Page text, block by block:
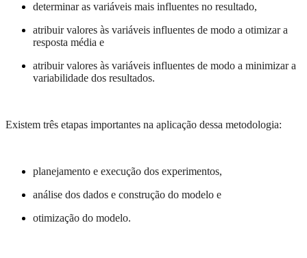
determinar as variáveis mais influentes no resultado,
atribuir valores às variáveis influentes de modo a otimizar a
resposta média e
atribuir valores às variáveis influentes de modo a minimizar a
variabilidade dos resultados.
Existem três etapas importantes na aplicação dessa metodologia:
planejamento e execução dos experimentos,
análise dos dados e construção do modelo e
otimização do modelo.